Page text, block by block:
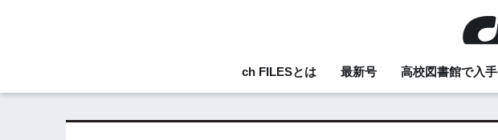
ch FILESとは 最新号 高校図書館で入手